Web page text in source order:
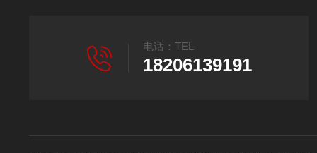
电话：TEL
18206139191